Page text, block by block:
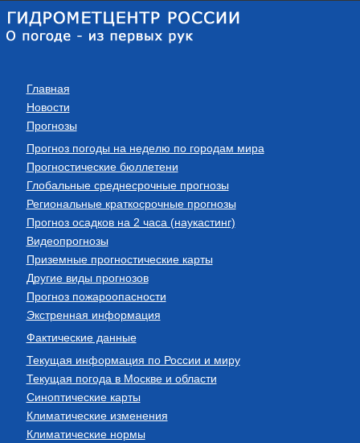
Главная
Новости
Прогнозы
Прогноз погоды на неделю по городам мира
Прогностические бюллетени
Глобальные среднесрочные прогнозы
Региональные краткосрочные прогнозы
Прогноз осадков на 2 часа (наукастинг)
Видеопрогнозы
Приземные прогностические карты
Другие виды прогнозов
Прогноз пожароопасности
Экстренная информация
Фактические данные
Текущая информация по России и миру
Текущая погода в Москве и области
Синоптические карты
Климатические изменения
Климатические нормы